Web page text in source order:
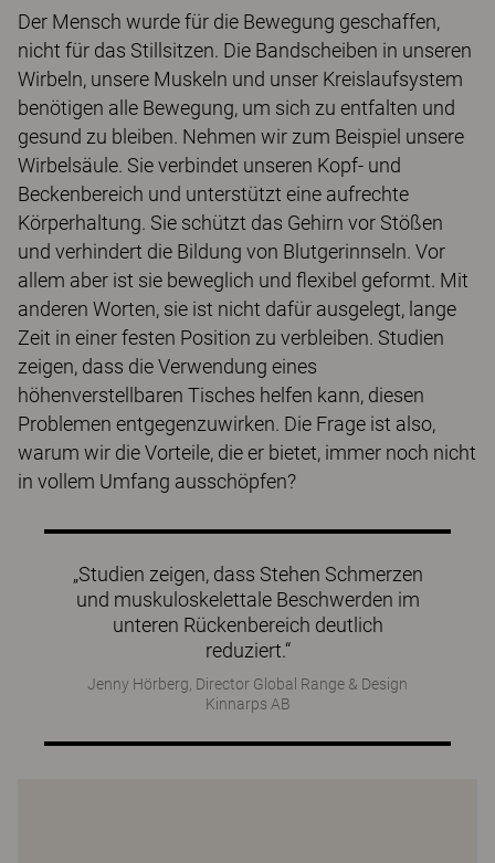
Der Mensch wurde für die Bewegung geschaffen,
nicht für das Stillsitzen. Die Bandscheiben in unseren
Wirbeln, unsere Muskeln und unser Kreislaufsystem
benötigen alle Bewegung, um sich zu entfalten und
gesund zu bleiben. Nehmen wir zum Beispiel unsere
Wirbelsäule. Sie verbindet unseren Kopf- und
Beckenbereich und unterstützt eine aufrechte
Körperhaltung. Sie schützt das Gehirn vor Stößen
und verhindert die Bildung von Blutgerinnseln. Vor
allem aber ist sie beweglich und flexibel geformt. Mit
anderen Worten, sie ist nicht dafür ausgelegt, lange
Zeit in einer festen Position zu verbleiben. Studien
zeigen, dass die Verwendung eines
höhenverstellbaren Tisches helfen kann, diesen
Problemen entgegenzuwirken. Die Frage ist also,
warum wir die Vorteile, die er bietet, immer noch nicht
in vollem Umfang ausschöpfen?
„Studien zeigen, dass Stehen Schmerzen
und muskuloskelettale Beschwerden im
unteren Rückenbereich deutlich
reduziert.“
Jenny Hörberg, Director Global Range & Design
Kinnarps AB